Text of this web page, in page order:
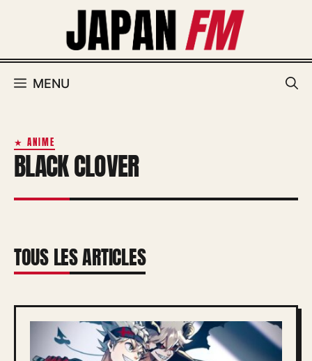
MENU
★ ANIME
BLACK CLOVER
TOUS LES ARTICLES